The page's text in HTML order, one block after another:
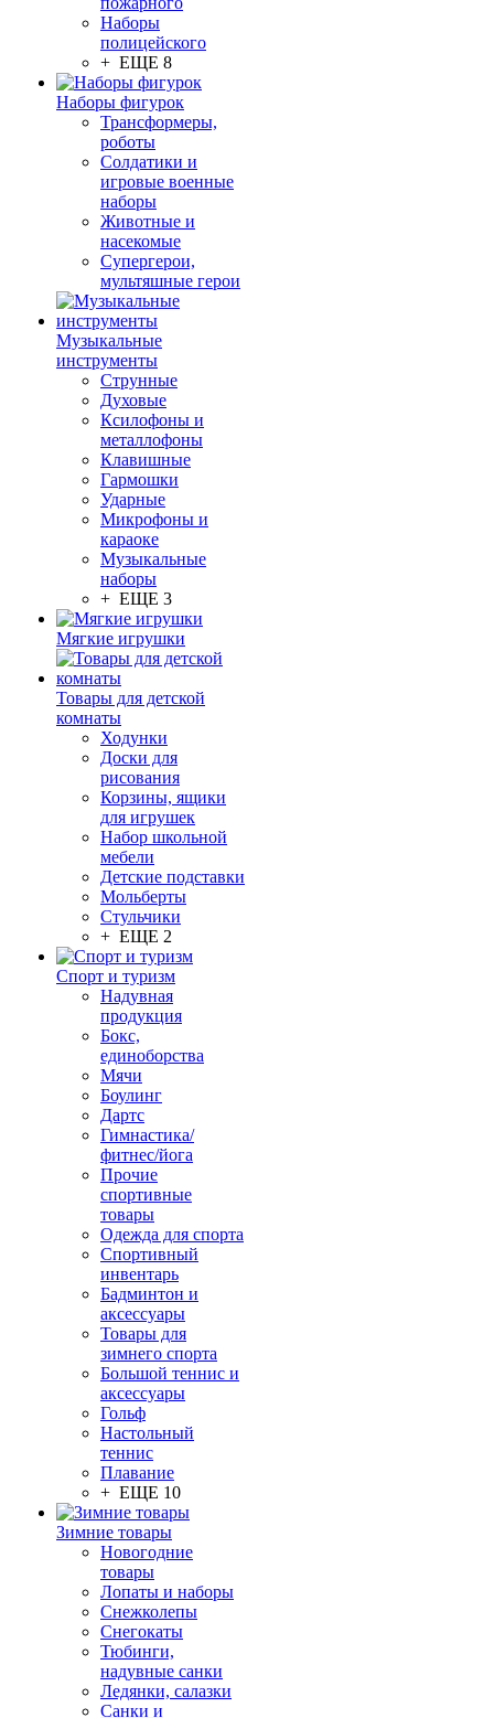
Наборы
полицейского
+ ЕЩЕ 8
Наборы фигурок
Трансформеры,
роботы
Солдатики и
игровые военные
наборы
Животные и
насекомые
Супергерои,
мультяшные герои
Музыкальные
инструменты
Струнные
Духовые
Ксилофоны и
металлофоны
Клавишные
Гармошки
Ударные
Микрофоны и
караоке
Музыкальные
наборы
+ ЕЩЕ 3
Мягкие игрушки
Товары для детской
комнаты
Ходунки
Доски для
рисования
Корзины, ящики
для игрушек
Набор школьной
мебели
Детские подставки
Мольберты
Стульчики
+ ЕЩЕ 2
Спорт и туризм
Надувная
продукция
Бокс,
единоборства
Мячи
Боулинг
Дартс
Гимнастика/
фитнес/йога
Прочие
спортивные
товары
Одежда для спорта
Спортивный
инвентарь
Бадминтон и
аксессуары
Товары для
зимнего спорта
Большой теннис и
аксессуары
Гольф
Настольный
теннис
Плавание
+ ЕЩЕ 10
Зимние товары
Новогодние
товары
Лопаты и наборы
Снежколепы
Снегокаты
Тюбинги,
надувные санки
Ледянки, салазки
Санки и